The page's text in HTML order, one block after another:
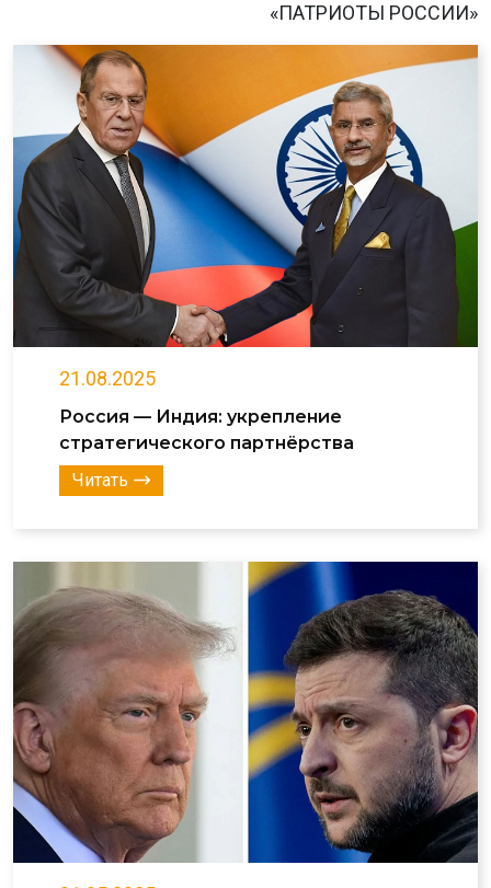
«ПАТРИОТЫ РОССИИ»
21.08.2025
Россия — Индия: укрепление
стратегического партнёрства
Читать